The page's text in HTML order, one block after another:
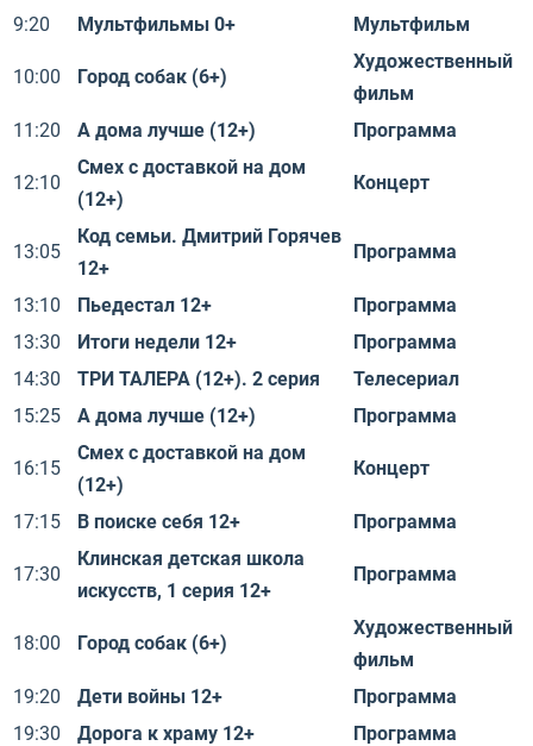
9:20
Мультфильмы 0+ Мультфильм
10:00 Город собак (6+)
Художественный
фильм
11:20
А дома лучше (12+) Программа
12:10
Смех с доставкой на дом
(12+)
Концерт
13:05
Код семьи. Дмитрий Горячев
12+
Программа
13:10 Пьедестал 12+
Программа
13:30
Итоги недели 12+
Программа
14:30
ТРИ ТАЛЕРА (12+). 2 серия
Телесериал
15:25
А дома лучше (12+) Программа
16:15
Смех с доставкой на дом
(12+)
Концерт
17:15 В поиске себя 12+ Программа
17:30
Клинская детская школа
искусств, 1 серия 12+
Программа
18:00 Город собак (6+)
Художественный
фильм
19:20
Дети войны 12+
Программа
19:30
Дорога к храму 12+
Программа